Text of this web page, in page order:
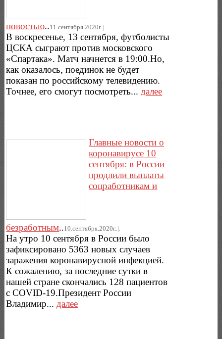
новостью..11.сентября.2020г..|.
В воскресенье, 13 сентября, футболисты
ЦСКА сыграют против московского
«Спартака». Матч начнется в 19:00.Но,
как оказалось, поединок не будет
показан по российскому телевидению.
Точнее, его смогут посмотреть... далее
Главные новости о
коронавирусе 10
сентября: в России
продлили выплаты
соцработникам и
безработным..10.сентября.2020г..|.
На утро 10 сентября в России было
зафиксировано 5363 новых случаев
заражения коронавирусной инфекцией.
К сожалению, за последние сутки в
нашей стране скончались 128 пациентов
с COVID-19.Президент России
Владимир...далее